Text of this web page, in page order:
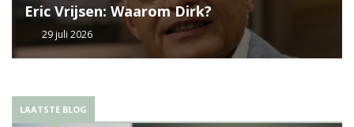
Eric Vrijsen: Waarom Dirk?
29 juli 2026
LAATSTE BLOG